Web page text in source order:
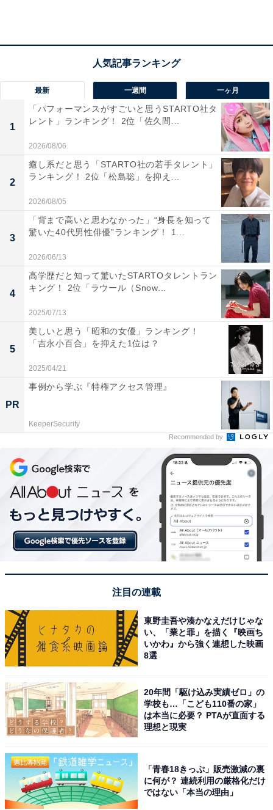
A post shared by Takuya Kimura (@takuya.kimura_tak)
「歴代ジャニーズでこの顔になりたいと思う人を教えて
ください（3人まで）」と質問したところ、3位は元
1988年から2016年まではSMAPの一員として活動した木
村さん。現在はソロで活動しており、テレビCMにも多
数出演しています。もはや説明不要とも言える人気と顔
立ちの良さで、幅広い世代の憧れの存在ですよね。
木村さんを選んだ回答者からは「イケメン代表だから
（30代女性）」「いつまでたってもかっこよさが衰えな
いから（30代女性）」「ジャニーズと言えば木村拓哉と
いうイメージが強すぎるのでそう思いました（20代女
性）」などのコメントが集まりました。
第2位：平野紫耀（King & Prince）59票
最新 一週間 一ヶ月
1
「パフォーマンスがすごいと思うSTARTO社タ
レント」ランキング！ 2位「佐久間...
2026/08/06
2
癒し系だと思う「STARTO社の若手タレント」
ランキング！ 2位「松島聡」を抑え...
2026/08/05
3
「背まで高いと思わなかった」“身長を知って
驚いた40代男性俳優”ランキング！ 1...
2026/06/13
4
高学歴だと知って驚いたSTARTOタレントラン
キング！ 2位「ラウール（Snow...
2025/07/13
5
美しいと思う「昭和の女優」ランキング！
「吉永小百合」を抑えた1位は？
2025/04/21
PR
事例から学ぶ『特権アクセス管理』
KeeperSecurity
Recommended by
注目の連載
東野圭吾や湊かなえだけじゃな
い、「業と罪」を描く『映画ち
いかわ』から強く連想した映画
8選
20年間「駆け込み実績ゼロ」の
学校も…「こども110番の家」
は本当に必要？ PTAが直面する
理想と現実
「青春18きっぷ」販売激減の裏
に何が？ 連続利用の厳格化だけ
ではない「本当の理由」